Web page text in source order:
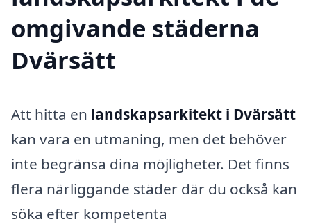
omgivande städerna
Dvärsätt
Att hitta en landskapsarkitekt i Dvärsätt
kan vara en utmaning, men det behöver
inte begränsa dina möjligheter. Det finns
flera närliggande städer där du också kan
söka efter kompetenta